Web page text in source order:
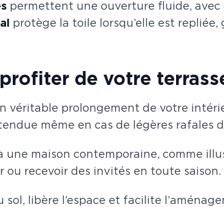
permettent une ouverture fluide,
protège la toile lorsqu’elle est
de votre
véritable prolongement de votre
même en cas de légères rafales
une maison contemporaine, comme
ou recevoir des invités en toute saison.
libère l’espace et facilite